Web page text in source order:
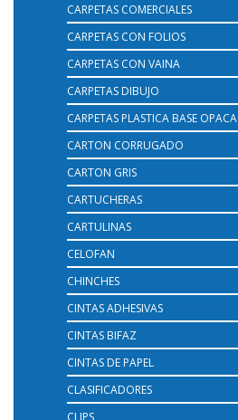
CARPETAS COMERCIALES
CARPETAS CON FOLIOS
CARPETAS CON VAINA
CARPETAS DIBUJO
CARPETAS PLASTICA BASE OPACA
CARTON CORRUGADO
CARTON GRIS
CARTUCHERAS
CARTULINAS
CELOFAN
CHINCHES
CINTAS ADHESIVAS
CINTAS BIFAZ
CINTAS DE PAPEL
CLASIFICADORES
CLIPS